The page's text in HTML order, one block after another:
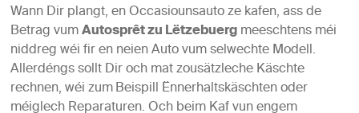
Wann Dir plangt, en Occasiounsauto ze kafen, ass de
Betrag vumAutosprêt zu Lëtzebuergmeeschtens méi
niddreg wéi fir en neien Auto vum selwechte Modell.
Allerdéngs sollt Dir och mat zousätzleche Käschte
rechnen, wéi zumBeispill Ënnerhaltskäschten oder
méiglech Reparaturen. Och beim Kaf vun engem